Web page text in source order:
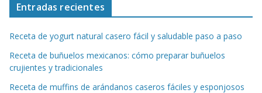
Entradas recientes
Receta de yogurt natural casero fácil y saludable paso a paso
Receta de buñuelos mexicanos: cómo preparar buñuelos
crujientes y tradicionales
Receta de muffins de arándanos caseros fáciles y esponjosos